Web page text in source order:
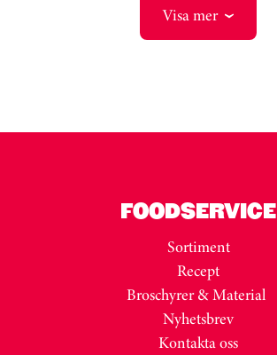
Visa mer
FOODSERVICE
Sortiment
Recept
Broschyrer & Material
Nyhetsbrev
Kontakta oss